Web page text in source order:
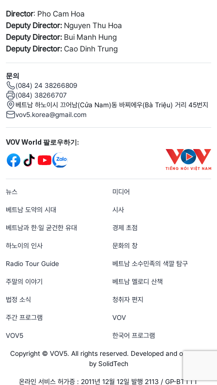
Director: Pho Cam Hoa
Deputy Director: Nguyen Thu Hoa
Deputy Director: Bui Manh Hung
Deputy Director: Cao Dinh Trung
문의
(084) 24 38266809
(084) 38266707
베트남 하노이시 끄어남(Cửa Nam)동 바찌에우(Bà Triệu) 거리 45번지
vov5.korea@gmail.com
Mạng xã hội
VOV World 팔로우하기:
menu footer tiếng Hàn
뉴스 미디어
베트남 도약의 시대 시사
베트남과 한‧일 굳건한 유대 경제 초점
하노이의 인사 문화의 창
Radio Tour Guide 베트남 소수민족의 색깔 탐구
주말의 이야기 베트남 멜로디 산책
법정 소식 청취자 편지
주간 프로그램 VOV
VOV5 한국어 프로그램
Copyright © VOV5. All rights reserved. Developed and operated
by SolidTech
온라인 서비스 허가증 : 2011년 12월 12일 발행 2113 / GP-BTTTT